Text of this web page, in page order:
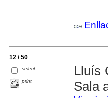
12 / 50
select
print
Lluís
Sala